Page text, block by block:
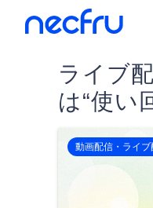
ライブ
は“使い
動画配信・ライブ